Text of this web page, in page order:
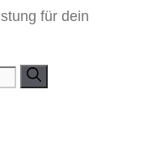
für dein